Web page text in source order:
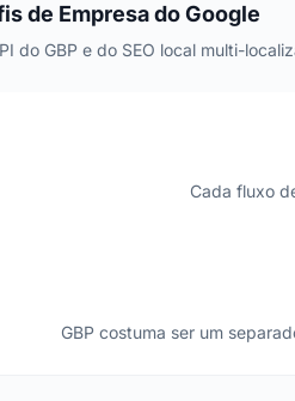
de Empresa do Google
do GBP e do SEO local multi-
Cada fluxo
GBP costuma ser um